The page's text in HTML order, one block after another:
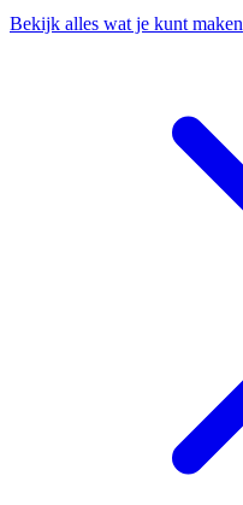
Bekijk alles wat je kunt maken